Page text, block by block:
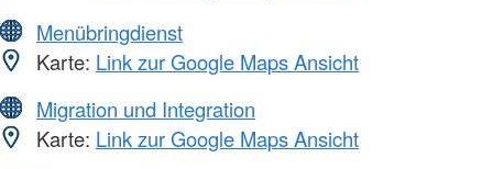
Menübringdienst
Karte: Link zur Google Maps Ansicht
Migration und Integration
Karte: Link zur Google Maps Ansicht